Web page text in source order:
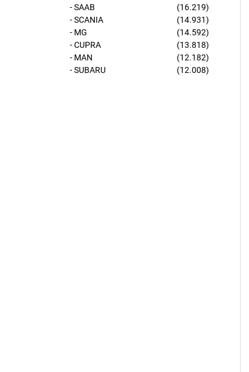
- SAAB
(16.219)
- SCANIA
(14.931)
- MG
(14.592)
- CUPRA
(13.818)
- MAN
(12.182)
- SUBARU
(12.008)